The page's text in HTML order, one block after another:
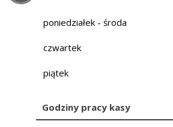
poniedziałek - środa
czwartek
piątek
Godziny pracy kasy